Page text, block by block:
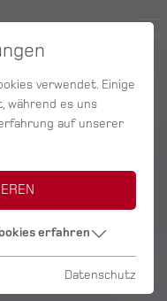
verwendet. Einige
während es uns
auf unserer
erfahren
Datenschutz